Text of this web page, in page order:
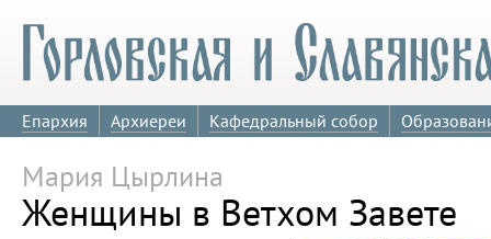
Епархия Архиереи Кафедральный собор
Мария Цырлина
Женщины в Ветхом Завете